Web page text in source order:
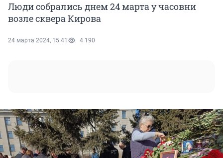
Люди собрались днем 24 марта у часовни
возле сквера Кирова
24 марта 2024, 15:41 4 190